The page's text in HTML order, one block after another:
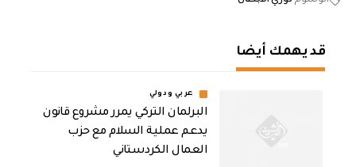
قد يهمك أيضا
عربي ودولي
‏البرلمان التركي يمرر مشروع قانون
يدعم عملية السلام مع حزب
العمال الكردستاني